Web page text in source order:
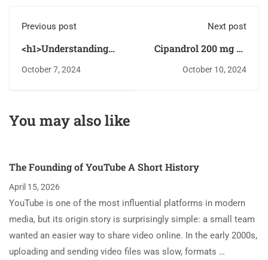
Previous post
<h1>Understanding
Glory Casino's
October 7, 2024
Next post
Cipandrol 200 mg de
October 10, 2024
You may also like
The Founding of YouTube A Short History
April 15, 2026
YouTube is one of the most influential platforms in modern
media, but its origin story is surprisingly simple: a small team
wanted an easier way to share video online. In the early 2000s,
uploading and sending video files was slow, formats …